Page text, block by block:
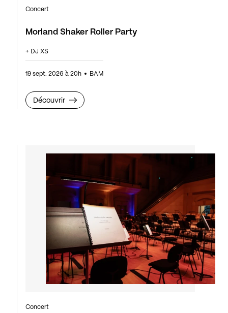
Morland Shaker Roller Party
Concert
+ DJ XS
19 sept. 2026 à 20h BAM
Découvrir
Concert